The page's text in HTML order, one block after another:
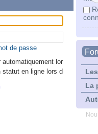
La
de passe
automatiquement lors de
statut en ligne lors de cette